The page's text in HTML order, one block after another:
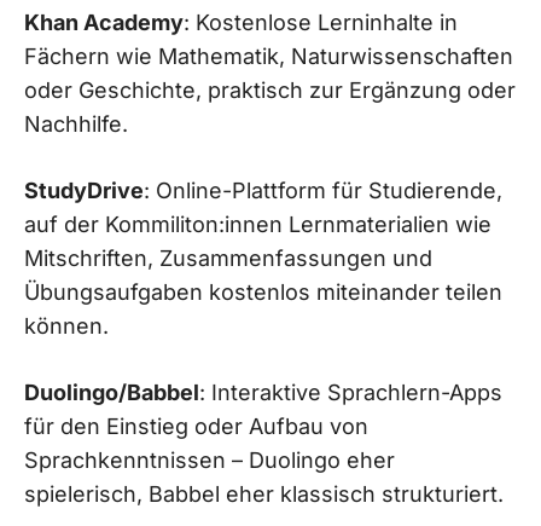
Khan Academy: Kostenlose Lerninhalte in
Fächern wie Mathematik, Naturwissenschaften
oder Geschichte, praktisch zur Ergänzung oder
Nachhilfe.
StudyDrive: Online-Plattform für Studierende,
auf der Kommiliton:innen Lernmaterialien wie
Mitschriften, Zusammenfassungen und
Übungsaufgaben kostenlos miteinander teilen
können.
Duolingo/Babbel: Interaktive Sprachlern-Apps
für den Einstieg oder Aufbau von
Sprachkenntnissen – Duolingo eher
spielerisch, Babbel eher klassisch strukturiert.